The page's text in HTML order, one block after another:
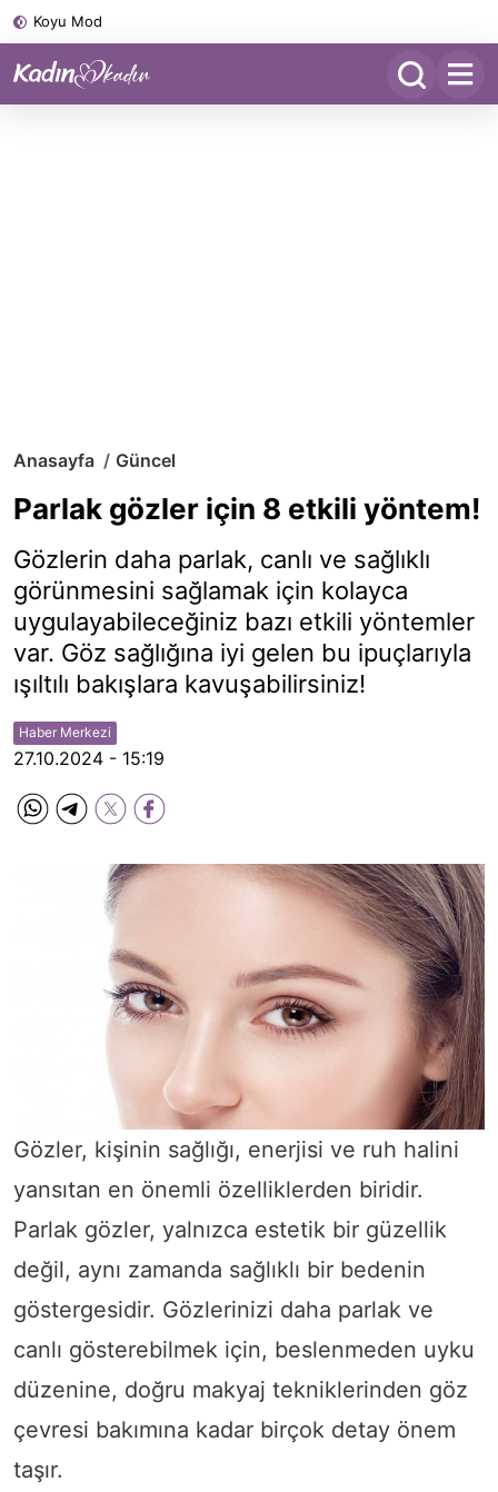
Koyu Mod
Anasayfa Güncel
Parlak gözler için 8 etkili yöntem!
Gözlerin daha parlak, canlı ve sağlıklı
görünmesini sağlamak için kolayca
uygulayabileceğiniz bazı etkili yöntemler
var. Göz sağlığına iyi gelen bu ipuçlarıyla
ışıltılı bakışlara kavuşabilirsiniz!
Haber Merkezi
27.10.2024 - 15:19
Gözler, kişinin sağlığı, enerjisi ve ruh halini
yansıtan en önemli özelliklerden biridir.
Parlak gözler, yalnızca estetik bir güzellik
değil, aynı zamanda sağlıklı bir bedenin
göstergesidir. Gözlerinizi daha parlak ve
canlı gösterebilmek için, beslenmeden uyku
düzenine, doğru makyaj tekniklerinden göz
çevresi bakımına kadar birçok detay önem
taşır.